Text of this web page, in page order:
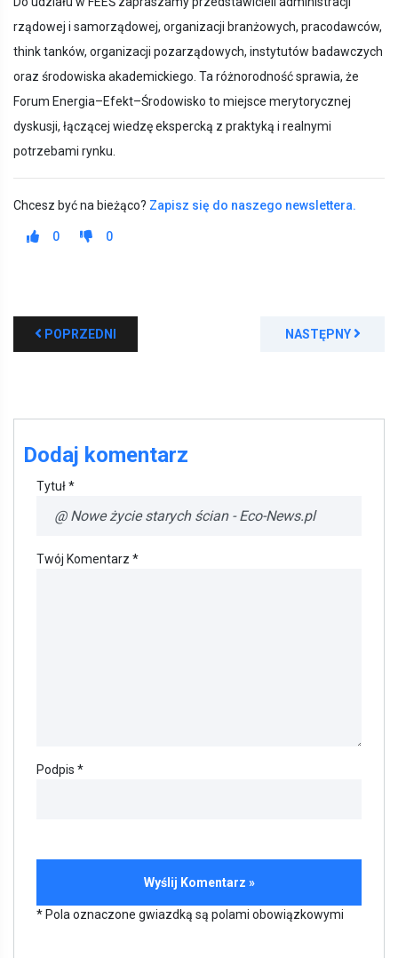
rządowej i samorządowej, organizacji branżowych, pracodawców,
think tanków, organizacji pozarządowych, instytutów badawczych
oraz środowiska akademickiego. Ta różnorodność sprawia, że
Forum Energia–Efekt–Środowisko to miejsce merytorycznej
dyskusji, łączącej wiedzę ekspercką z praktyką i realnymi
potrzebami rynku.
Chcesz być na bieżąco? Zapisz się do naszego newslettera.
0 0
POPRZEDNI NASTĘPNY
Dodaj komentarz
Tytuł *
Twój Komentarz *
Podpis *
* Pola oznaczone gwiazdką są polami obowiązkowymi